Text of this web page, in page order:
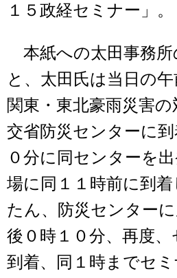
１５政経セミナー」。
本紙への太田事務所
と、太田氏は当日の午
関東・東北豪雨災害
交省防災センターに到
０分に同センターを
場に同１１時前に到
たん、防災センター
後０時１０分、再度
到着、同１時までセ